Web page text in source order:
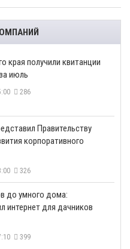
края получили квитанции
июль
286
Правительству
корпоративного
326
до умного дома:
интернет для дачников
399